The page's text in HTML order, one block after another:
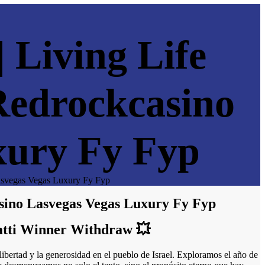
Living Life
Fy Fyp
Vegas Luxury Fy Fyp
Lasvegas Vegas Luxury Fy Fyp
Winner Withdraw 💥
y la generosidad en el pueblo de Israel. Exploramos el año de